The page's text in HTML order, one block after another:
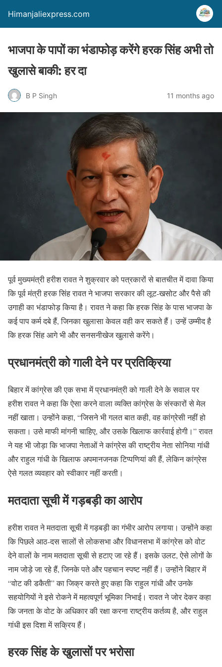
Himanjaliexpress.com
भाजपा के पापों का भंडाफोड़ करेंगे हरक सिंह अभी तो
खुलासे बाकी: हर दा
B P Singh 11 months ago
पूर्व मुख्यमंत्री हरीश रावत ने शुक्रवार को पत्रकारों से बातचीत में दावा किया
कि पूर्व मंत्री हरक सिंह रावत ने भाजपा सरकार की लूट-खसोट और पैसे की
उगाही का भंडाफोड़ किया है। रावत ने कहा कि हरक सिंह के पास भाजपा के
कई पाप कर्म दबे हैं, जिनका खुलासा केवल वही कर सकते हैं। उन्हें उम्मीद है
कि हरक सिंह आगे भी और सनसनीखेज खुलासे करेंगे।
प्रधानमंत्री को गाली देने पर प्रतिक्रिया
बिहार में कांग्रेस की एक सभा में प्रधानमंत्री को गाली देने के सवाल पर
हरीश रावत ने कहा कि ऐसा करने वाला व्यक्ति कांग्रेस के संस्कारों से मेल
नहीं खाता। उन्होंने कहा, “जिसने भी गलत बात कही, वह कांग्रेसी नहीं हो
सकता। उसे माफी मांगनी चाहिए, और उसके खिलाफ कार्रवाई होगी।” रावत
ने यह भी जोड़ा कि भाजपा नेताओं ने कांग्रेस की राष्ट्रीय नेता सोनिया गांधी
और राहुल गांधी के खिलाफ अपमानजनक टिप्पणियां की हैं, लेकिन कांग्रेस
ऐसे गलत व्यवहार को स्वीकार नहीं करती।
मतदाता सूची में गड़बड़ी का आरोप
हरीश रावत ने मतदाता सूची में गड़बड़ी का गंभीर आरोप लगाया। उन्होंने कहा
कि पिछले आठ-दस सालों से लोकसभा और विधानसभा में कांग्रेस को वोट
देने वालों के नाम मतदाता सूची से हटाए जा रहे हैं। इसके उलट, ऐसे लोगों के
नाम जोड़े जा रहे हैं, जिनके पते और पहचान स्पष्ट नहीं हैं। उन्होंने बिहार में
“वोट की डकैती” का जिक्र करते हुए कहा कि राहुल गांधी और उनके
सहयोगियों ने इसे रोकने में महत्वपूर्ण भूमिका निभाई। रावत ने जोर देकर कहा
कि जनता के वोट के अधिकार की रक्षा करना राष्ट्रीय कर्तव्य है, और राहुल
गांधी इस दिशा में सक्रिय हैं।
हरक सिंह के खुलासों पर भरोसा